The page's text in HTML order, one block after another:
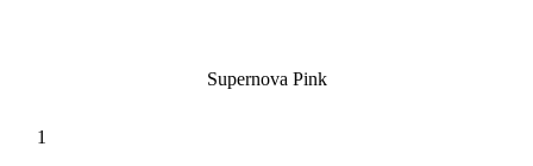
Supernova Pink